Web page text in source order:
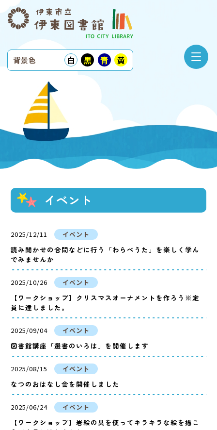
背景色 白 黒 青 黄
イベント
2025/12/11 イベント
読み聞かせの合間などに行う「わらべうた」を楽しく学ん
でみませんか
2025/10/26 イベント
【ワークショップ】クリスマスオーナメントを作ろう※定
員に達しました。
2025/09/04 イベント
図書館講座「選書のいろは」を開催します
2025/08/15 イベント
なつのおはなし会を開催しました
2025/06/24 イベント
【ワークショップ】岩絵の具を使ってキラキラな絵を描こ